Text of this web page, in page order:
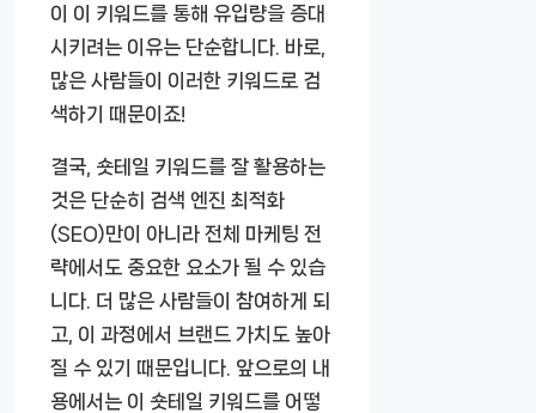
이 이 키워드를 통해 유입량을 증대
시키려는 이유는 단순합니다. 바로,
많은 사람들이 이러한 키워드로 검
색하기 때문이죠!
결국, 숏테일 키워드를 잘 활용하는
것은 단순히 검색 엔진 최적화
(SEO)만이 아니라 전체 마케팅 전
략에서도 중요한 요소가 될 수 있습
니다. 더 많은 사람들이 참여하게 되
고, 이 과정에서 브랜드 가치도 높아
질 수 있기 때문입니다. 앞으로의 내
용에서는 이 숏테일 키워드를 어떻